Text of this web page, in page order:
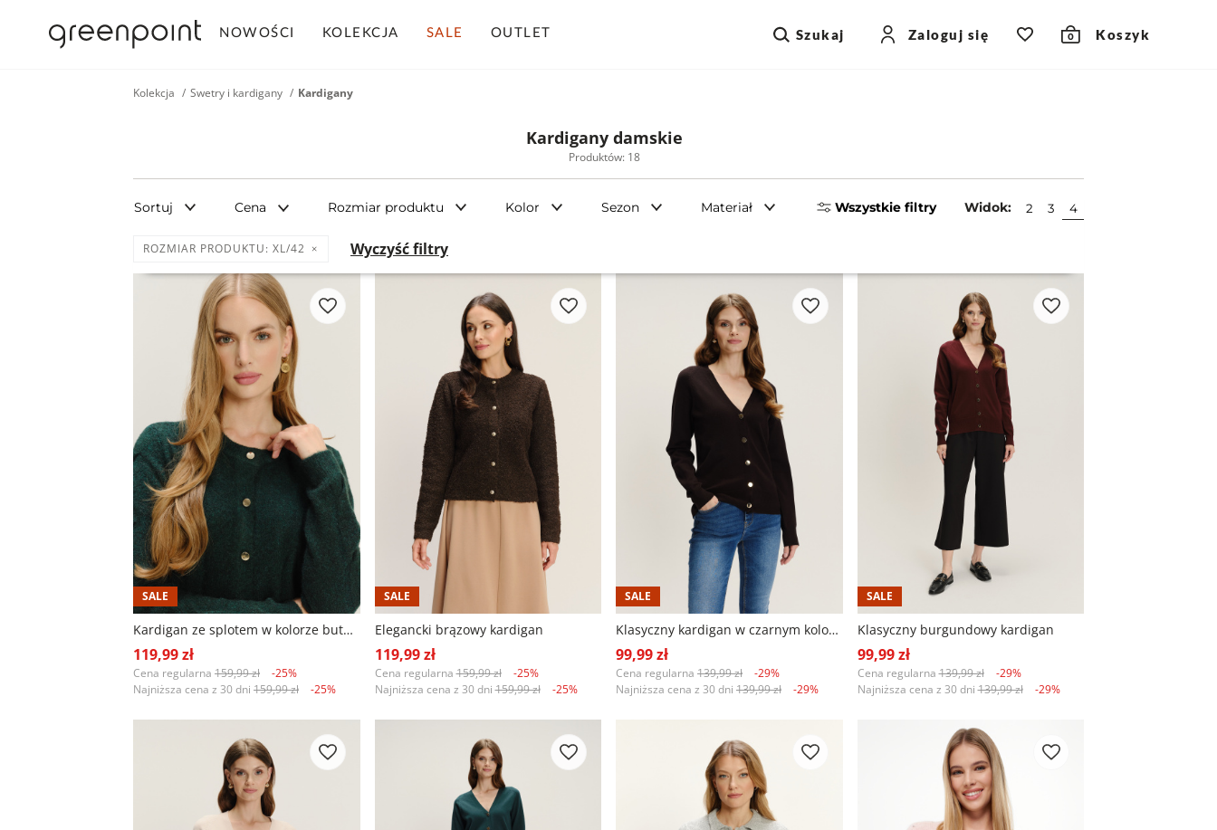
NOWOŚCI KOLEKCJA SALE OUTLET Szukaj Zaloguj się 0 Koszyk
Kolekcja Swetry i kardigany Kardigany
Kardigany damskie
Produktów: 18
Sortuj Cena Rozmiar produktu Kolor Sezon Materiał Wszystkie filtry
ROZMIAR PRODUKTU: XL/42 Wyczyść filtry
Widok: 2 3 4
SALE
Kardigan ze splotem w kolorze butelkowej zieleni
119,99 zł
Cena regularna 159,99 zł
-25%
Najniższa cena z 30 dni 159,99 zł -25%
SALE
Elegancki brązowy kardigan
119,99 zł
Cena regularna159,99 zł
-25%
Najniższa cena z 30 dni159,99 zł -25%
SALE
Klasyczny kardigan w czarnym kolorze
99,99 zł
Cena regularna 139,99 zł
-29%
Najniższa cena z 30 dni 139,99 zł -29%
SALE
Klasyczny burgundowy kardigan
99,99 zł
Cena regularna139,99 zł
-29%
Najniższa cena z 30 dni139,99 zł -29%